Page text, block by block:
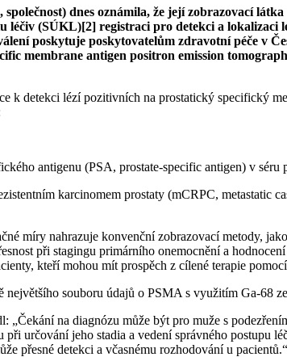
dnes oznámila, že její zobrazovací
(SÚKL)[2] registraci pro detekci a
poskytuje poskytovatelům zdravotní péče v
membrane antigen positron emission
k detekci lézí pozitivních na prostatický specifický
antigenu (PSA, prostate-specific antigen) v
karcinomem prostaty (mCRPC, metastatic
míry nahrazuje konvenční zobrazovací metody,
při stagingu primárního onemocnění a
kteří mohou mít prospěch z cílené terapie
souboru údajů o PSMA s využitím Ga-68
na diagnózu může být pro muže s
určování jeho stadia a vedení správného
přesné detekci a včasnému rozhodování u pacientů.“